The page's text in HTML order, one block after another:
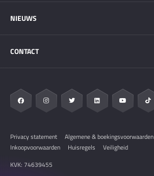
Wachtlijst weekendtickets
My DGP
Bezoekersinfo
Plattegrond
NIEUWS
Circuit Zandvoort
CONTACT
Veelgestelde vragen
Pers & Media
Privacy statement
Algemene & boekingsvoorwaarden
Inkoopvoorwaarden
Huisregels
Veiligheid
KVK: 74639455